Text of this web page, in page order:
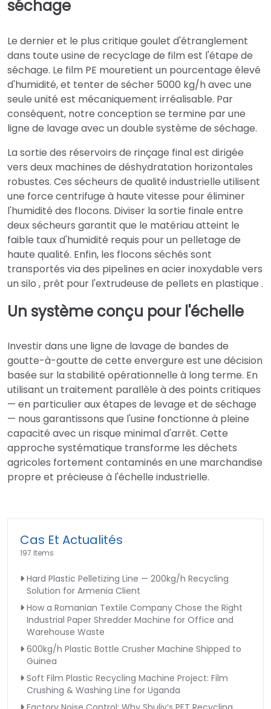
séchage
Le dernier et le plus critique goulet d'étranglement
dans toute usine de recyclage de film est l'étape de
séchage. Le film PE mouretient un pourcentage élevé
d'humidité, et tenter de sécher 5000 kg/h avec une
seule unité est mécaniquement irréalisable. Par
conséquent, notre conception se termine par une
ligne de lavage avec un double système de séchage.
La sortie des réservoirs de rinçage final est dirigée
vers deux machines de déshydratation horizontales
robustes. Ces sécheurs de qualité industrielle utilisent
une force centrifuge à haute vitesse pour éliminer
l'humidité des flocons. Diviser la sortie finale entre
deux sécheurs garantit que le matériau atteint le
faible taux d'humidité requis pour un pelletage de
haute qualité. Enfin, les flocons séchés sont
transportés via des pipelines en acier inoxydable vers
un silo , prêt pour l'extrudeuse de pellets en plastique .
Un système conçu pour l'échelle
Investir dans une ligne de lavage de bandes de
goutte-à-goutte de cette envergure est une décision
basée sur la stabilité opérationnelle à long terme. En
utilisant un traitement parallèle à des points critiques
— en particulier aux étapes de levage et de séchage
— nous garantissons que l'usine fonctionne à pleine
capacité avec un risque minimal d'arrêt. Cette
approche systématique transforme les déchets
agricoles fortement contaminés en une marchandise
propre et précieuse à l'échelle industrielle.
Cas Et Actualités
197 Items
Hard Plastic Pelletizing Line — 200kg/h Recycling
Solution for Armenia Client
How a Romanian Textile Company Chose the Right
Industrial Paper Shredder Machine for Office and
Warehouse Waste
600kg/h Plastic Bottle Crusher Machine Shipped to
Guinea
Soft Film Plastic Recycling Machine Project: Film
Crushing & Washing Line for Uganda